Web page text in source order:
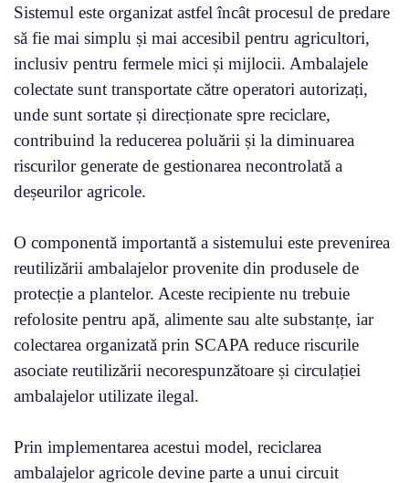
Sistemul este organizat astfel încât procesul de predare
să fie mai simplu și mai accesibil pentru agricultori,
inclusiv pentru fermele mici și mijlocii. Ambalajele
colectate sunt transportate către operatori autorizați,
unde sunt sortate și direcționate spre reciclare,
contribuind la reducerea poluării și la diminuarea
riscurilor generate de gestionarea necontrolată a
deșeurilor agricole.
O componentă importantă a sistemului este prevenirea
reutilizării ambalajelor provenite din produsele de
protecție a plantelor. Aceste recipiente nu trebuie
refolosite pentru apă, alimente sau alte substanțe, iar
colectarea organizată prin SCAPA reduce riscurile
asociate reutilizării necorespunzătoare și circulației
ambalajelor utilizate ilegal.
Prin implementarea acestui model, reciclarea
ambalajelor agricole devine parte a unui circuit